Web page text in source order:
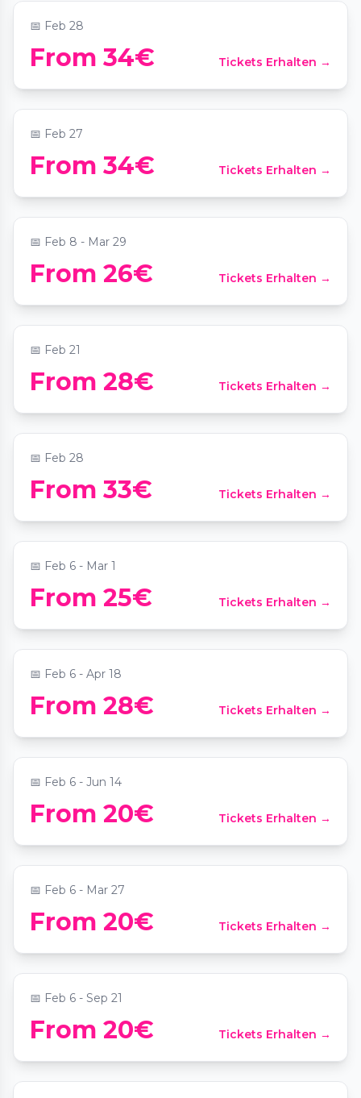
📅 Feb 28
From 34€ Tickets Erhalten →
Candlelight: Tribut an Metallica
📍Heilig-Kreuz-Kirche Berlin
📅 Feb 27
From 34€ Tickets Erhalten →
alle Sinne - Geburtstag
📍Arena Berlin
📅 Feb 8 - Mar 29
From 26€ Tickets Erhalten →
The Jazz Room: Hommage an Soul
📍Colosseum Berlin
📅 Feb 21
From 28€ Tickets Erhalten →
Candlelight: Tribut an Fairuz
📍Heilig-Kreuz-Kirche Berlin
📅 Feb 28
From 33€ Tickets Erhalten →
Prenzlauer Berg
📍Kollwitzstraße 62-64
📅 Feb 6 - Mar 1
From 25€ Tickets Erhalten →
Pizza in Berlin Mitte
📍Comedy Club Kookaburra
📅 Feb 6 - Apr 18
From 28€ Tickets Erhalten →
Berlin
📍Kollwitzplatz
📅 Feb 6 - Jun 14
From 20€ Tickets Erhalten →
Prenzlauer Berg
📍Kollwitzplatz
📅 Feb 6 - Mar 27
From 20€ Tickets Erhalten →
- Die Schatzsuche
📍Wörther Str. 37
📅 Feb 6 - Sep 21
From 20€ Tickets Erhalten →
Exploration Game
📍Alexanderplatz 1